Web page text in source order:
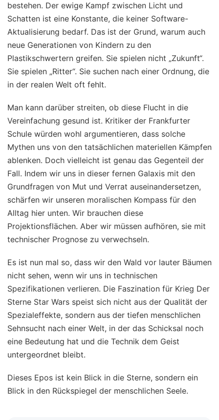
bestehen. Der ewige Kampf zwischen Licht und
Schatten ist eine Konstante, die keiner Software-
Aktualisierung bedarf. Das ist der Grund, warum auch
neue Generationen von Kindern zu den
Plastikschwertern greifen. Sie spielen nicht „Zukunft“.
Sie spielen „Ritter“. Sie suchen nach einer Ordnung, die
in der realen Welt oft fehlt.
Man kann darüber streiten, ob diese Flucht in die
Vereinfachung gesund ist. Kritiker der Frankfurter
Schule würden wohl argumentieren, dass solche
Mythen uns von den tatsächlichen materiellen Kämpfen
ablenken. Doch vielleicht ist genau das Gegenteil der
Fall. Indem wir uns in dieser fernen Galaxis mit den
Grundfragen von Mut und Verrat auseinandersetzen,
schärfen wir unseren moralischen Kompass für den
Alltag hier unten. Wir brauchen diese
Projektionsflächen. Aber wir müssen aufhören, sie mit
technischer Prognose zu verwechseln.
Es ist nun mal so, dass wir den Wald vor lauter Bäumen
nicht sehen, wenn wir uns in technischen
Spezifikationen verlieren. Die Faszination für Krieg Der
Sterne Star Wars speist sich nicht aus der Qualität der
Spezialeffekte, sondern aus der tiefen menschlichen
Sehnsucht nach einer Welt, in der das Schicksal noch
eine Bedeutung hat und die Technik dem Geist
untergeordnet bleibt.
Dieses Epos ist kein Blick in die Sterne, sondern ein
Blick in den Rückspiegel der menschlichen Seele.